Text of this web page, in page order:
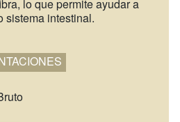
lo que permite ayudar a
sistema intestinal.